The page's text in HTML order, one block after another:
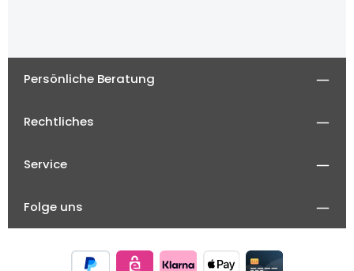
Persönliche Beratung
Rechtliches
Service
Folge uns